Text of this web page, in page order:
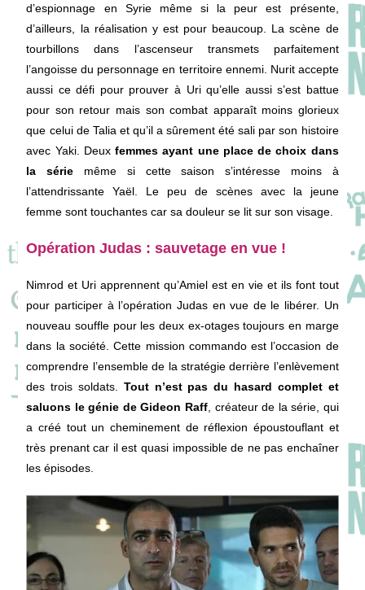
d’espionnage en Syrie même si la peur est présente,
d’ailleurs, la réalisation y est pour beaucoup. La scène de
tourbillons dans l’ascenseur transmets parfaitement
l’angoisse du personnage en territoire ennemi. Nurit accepte
aussi ce défi pour prouver à Uri qu’elle aussi s’est battue
pour son retour mais son combat apparaît moins glorieux
que celui de Talia et qu’il a sûrement été sali par son histoire
avec Yaki. Deuxfemmes ayant une place de choix dans
la série même si cette saison s’intéresse moins à
l’attendrissante Yaël. Le peu de scènes avec la jeune
femme sont touchantes car sa douleur se lit sur son visage.
Opération Judas : sauvetage en vue !
Nimrod et Uri apprennent qu’Amiel est en vie et ils font tout
pour participer à l’opération Judas en vue de le libérer. Un
nouveau souffle pour les deux ex-otages toujours en marge
dans la société. Cette mission commando est l’occasion de
comprendre l’ensemble de la stratégie derrière l’enlèvement
des trois soldats. Tout n’est pas du hasard complet et
saluons le génie de Gideon Raff , créateur de la série, qui
a créé tout un cheminement de réflexion époustouflant et
très prenant car il est quasi impossible de ne pas enchaîner
les épisodes.